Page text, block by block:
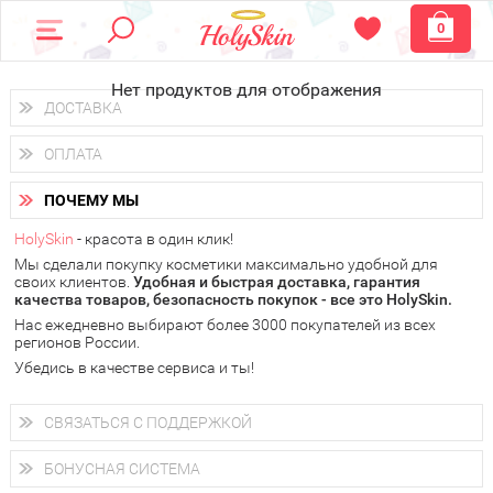
0
Нет продуктов для отображения
ДОСТАВКА
Доставка осуществляетсяпо всем городам России.
Вы можете выбрать доставку курьером, Почтой России или
получить заказ в пунктах выдачи PickPoint или пункте
самовывоза.
В 20 городах России доставка осуществляется ужена
следующий день.
у Вас всегда есть возможность получитьбесплатную
доставку от HolySkin.
подробнее об условиях доставки и оплаты в Вашем городе
ОПЛАТА
Вы можете оплатить свой заказ любым удобным способом:
наличными деньгами (
через интернет-банк (Альфа-банк, Сбербанк) и другими
электронными способами.
ПОЧЕМУ МЫ
HolySkin - красота в один клик!
Мы сделали покупку косметики максимально удобной для
своих клиентов. Удобная и быстрая доставка, гарантия
качества товаров, безопасность покупок - все это HolySkin.
Нас ежедневно выбирают более 3000 покупателей из всех
регионов России.
Убедись в качестве сервиса и ты!
СВЯЗАТЬСЯ С ПОДДЕРЖКОЙ
+7 (800) 707-24-55
Мы будем рады ответить на все Ваши вопросы по работе
магазина, проконсультировать по товарам, рассказать о
БОНУСНАЯ СИСТЕМА